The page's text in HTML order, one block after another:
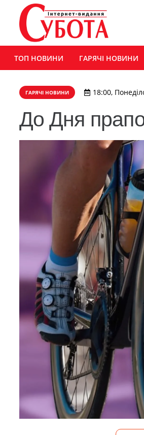
ТОП НОВИНИ ГАРЯЧІ НОВИНИ
ГАРЯЧІ НОВИНИ 18:00,
До Дня